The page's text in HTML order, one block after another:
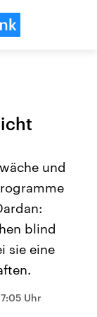
die Vereinigten
Ländern
und
blind
sie eine
Uhr